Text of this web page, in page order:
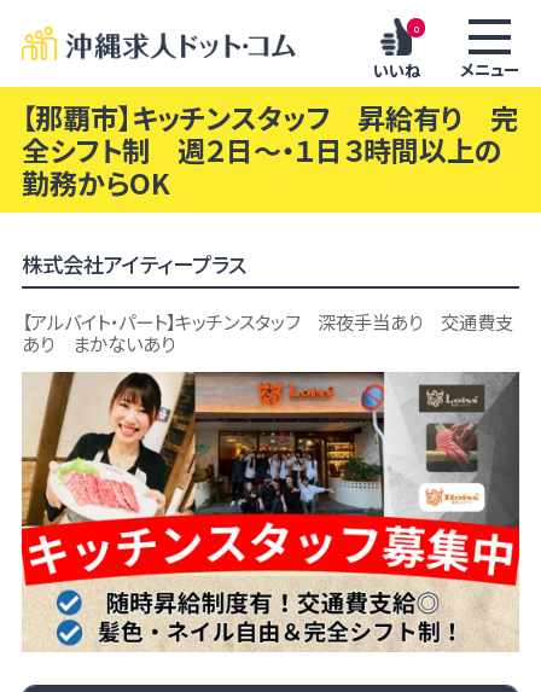
0
いいね メニュー
【那覇市】キッチンスタッフ 昇給有り 完
全シフト制 週２日～・１日３時間以上の
勤務からOK
株式会社アイティープラス
【アルバイト・パート】キッチンスタッフ 深夜手当あり 交通費支
あり まかないあり